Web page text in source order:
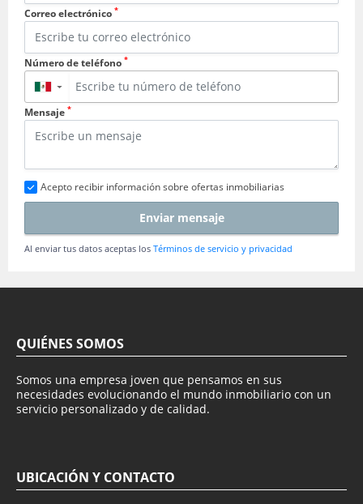
Correo electrónico *
Número de teléfono *
▼
Mensaje *
Acepto recibir información sobre ofertas inmobiliarias
Enviar mensaje
Al enviar tus datos aceptas los Términos de servicio y privacidad
QUIÉNES SOMOS
Somos una empresa joven que pensamos en sus
necesidades evolucionando el mundo inmobiliario con un
servicio personalizado y de calidad.
UBICACIÓN Y CONTACTO